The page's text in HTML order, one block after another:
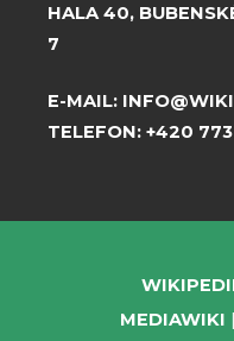
HALA 40,
7
E-MAIL:
TELEFON: +420
MEDIAWIKI